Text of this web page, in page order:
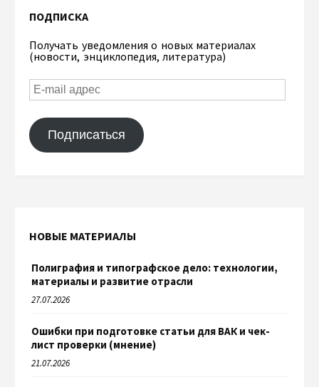
ПОДПИСКА
Получать уведомления о новых материалах
(новости, энциклопедия, литература)
Подписаться
НОВЫЕ МАТЕРИАЛЫ
Полиграфия и типографское дело: технологии,
материалы и развитие отрасли
27.07.2026
Ошибки при подготовке статьи для ВАК и чек-
лист проверки (мнение)
21.07.2026